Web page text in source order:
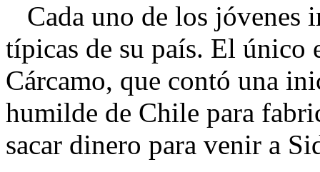
Cada uno de los jóvenes
típicas de su país. El único
Cárcamo, que contó una
humilde de Chile para
sacar dinero para venir a